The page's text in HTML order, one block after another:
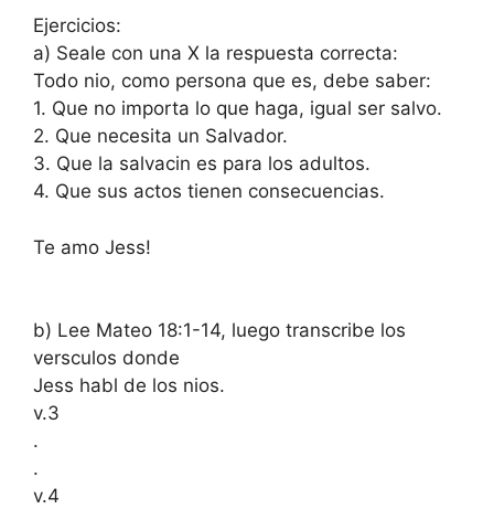
Ejercicios:
a) Seale con una X la respuesta correcta:
Todo nio, como persona que es, debe saber:
1. Que no importa lo que haga, igual ser salvo.
2. Que necesita un Salvador.
3. Que la salvacin es para los adultos.
4. Que sus actos tienen consecuencias.
Te amo Jess!
b) Lee Mateo 18:1-14, luego transcribe los
versculos donde
Jess habl de los nios.
v.3
.
.
v.4